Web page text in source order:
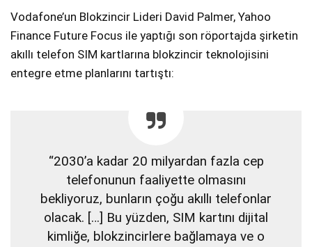
Vodafone’un Blokzincir Lideri David Palmer, Yahoo
Finance Future Focus ile yaptığı son röportajda şirketin
akıllı telefon SIM kartlarına blokzincir teknolojisini
entegre etme planlarını tartıştı:
“2030’a kadar 20 milyardan fazla cep
telefonunun faaliyette olmasını
bekliyoruz, bunların çoğu akıllı telefonlar
olacak. […] Bu yüzden, SIM kartını dijital
kimliğe, blokzincirlere bağlamaya ve o